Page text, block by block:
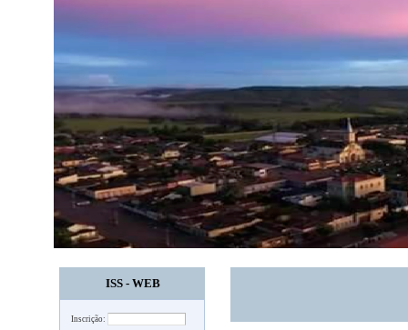
ISS - WEB
Inscrição: